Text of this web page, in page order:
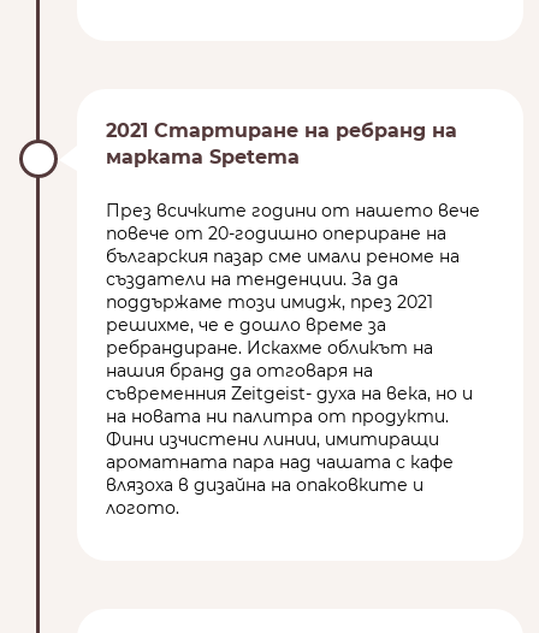
2021 Стартиране на ребранд на
марката Spetema
През всичките години от нашето вече
повече от 20-годишно опериране на
българския пазар сме имали реноме на
създатели на тенденции. За да
поддържаме този имидж, през 2021
решихме, че е дошло време за
ребрандиране. Искахме обликът на
нашия бранд да отговаря на
съвременния Zeitgeist- духа на века, но и
на новата ни палитра от продукти.
Фини изчистени линии, имитиращи
ароматната пара над чашата с кафе
влязоха в дизайна на опаковките и
логото.